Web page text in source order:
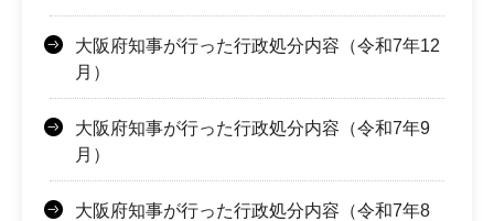
大阪府知事が行った行政処分内容（令和7年12
月）
大阪府知事が行った行政処分内容（令和7年9
月）
大阪府知事が行った行政処分内容（令和7年8